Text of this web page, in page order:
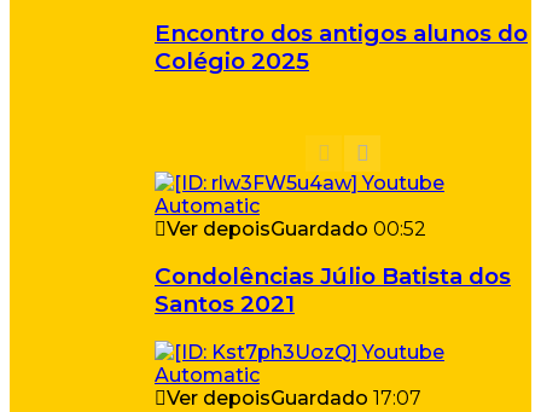
Encontro dos antigos alunos do
Colégio 2025
Ver depoisGuardado 00:52
Condolências Júlio Batista dos
Santos 2021
Ver depoisGuardado 17:07